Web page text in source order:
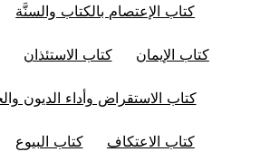
كتاب الإعتصام بالكتاب والسنَّة
كتاب الإيمان كتاب الاستئذان
كتاب الاستقراض وأداء الديون
كتاب الاعتكاف كتاب البيوع